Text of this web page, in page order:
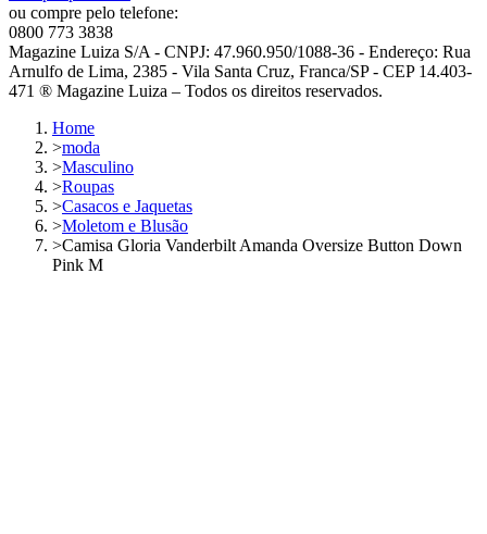
ou compre pelo telefone:
0800 773 3838
Magazine Luiza S/A - CNPJ: 47.960.950/1088-36 - Endereço: Rua
Arnulfo de Lima, 2385 - Vila Santa Cruz, Franca/SP - CEP 14.403-
471 ® Magazine Luiza – Todos os direitos reservados.
Home
>moda
>Masculino
>Roupas
>Casacos e Jaquetas
>Moletom e Blusão
>Camisa Gloria Vanderbilt Amanda Oversize Button Down
Pink M